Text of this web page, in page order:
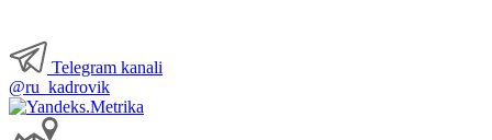
Telegram kanali
@ru_kadrovik